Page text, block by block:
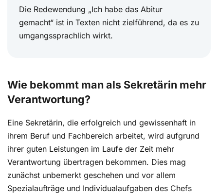
Die Redewendung „Ich habe das Abitur
gemacht“ ist in Texten nicht zielführend, da es zu
umgangssprachlich wirkt.
Wie bekommt man als Sekretärin mehr
Verantwortung?
Eine Sekretärin, die erfolgreich und gewissenhaft in
ihrem Beruf und Fachbereich arbeitet, wird aufgrund
ihrer guten Leistungen im Laufe der Zeit mehr
Verantwortung übertragen bekommen. Dies mag
zunächst unbemerkt geschehen und vor allem
Spezialaufträge und Individualaufgaben des Chefs